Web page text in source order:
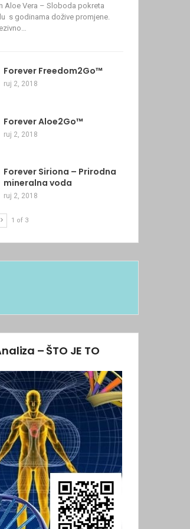
Aloe Vera – Sloboda pokreta
s godinama dožive promjene.
Forever Freedom2Go™
ruj 2, 2018
Forever Aloe2Go™
ruj 2, 2018
Forever Siriona – Prirodna
mineralna voda
ruj 2, 2018
1 of 3
– ŠTO JE TO